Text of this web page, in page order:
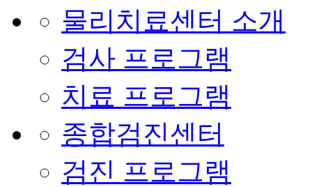
물리치료센터 소개
검사 프로그램
치료 프로그램
종합검진센터
검진 프로그램